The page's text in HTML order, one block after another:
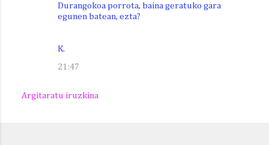
Durangokoa porrota, baina geratuko gara
egunen batean, ezta?
K.
21:47
Argitaratu iruzkina